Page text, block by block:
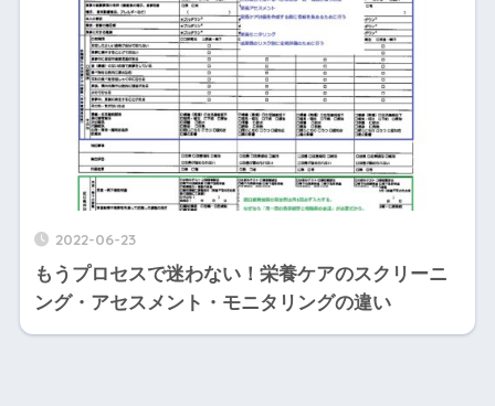
2022-06-23
もうプロセスで迷わない！栄養ケアのスクリーニ
ング・アセスメント・モニタリングの違い